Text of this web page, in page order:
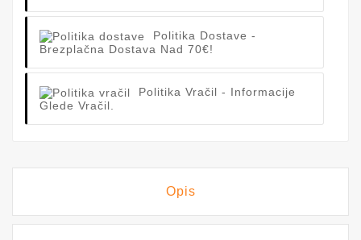
Politika Dostave -
Brezplačna Dostava Nad 70€!
Politika Vračil - Informacije
Glede Vračil.
Opis